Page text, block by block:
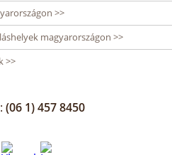
>>
magyarországon >>
>>
(06 1) 457 8450